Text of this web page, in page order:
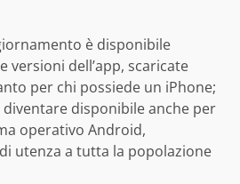
è disponibile
versioni dell’app, scaricate
per chi possiede un iPhone;
disponibile anche per
operativo Android,
utenza a tutta la popolazione